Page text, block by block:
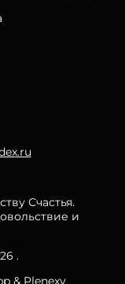
Счастья.
и
.
& Plenexy